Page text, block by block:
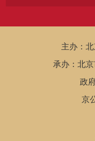
主办：
承办：北
政
京